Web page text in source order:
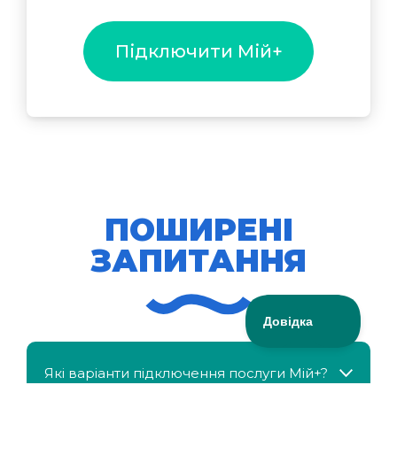
Підключити Мій+
ПОШИРЕНІ
ЗАПИТАННЯ
Які варіанти підключення послуги Мій+?